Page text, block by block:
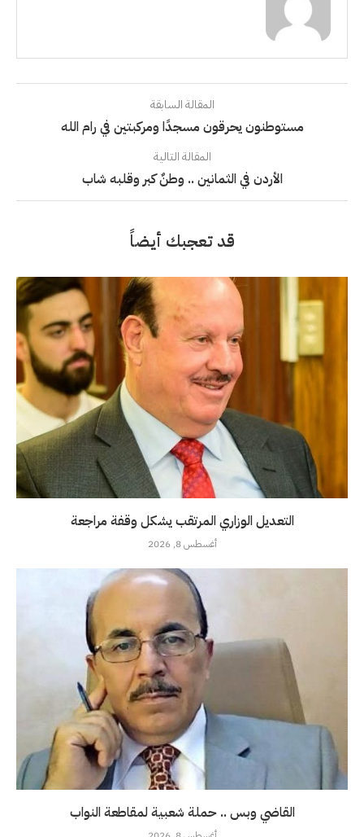
المقالة السابقة
مستوطنون يحرقون مسجدًا ومركبتين في رام الله
المقالة التالية
الأردن في الثمانين .. وطنٌ كبر وقلبه شاب
قد تعجبك أيضاً
التعديل الوزاري المرتقب يشكل وقفة مراجعة
أغسطس 8, 2026
القاضي وبس .. حملة شعبية لمقاطعة النواب